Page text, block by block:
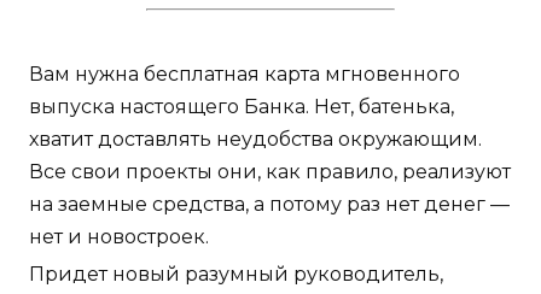
Вам нужна бесплатная карта мгновенного
выпуска настоящего Банка. Нет, батенька,
хватит доставлять неудобства окружающим.
Все свои проекты они, как правило, реализуют
на заемные средства, а потому раз нет денег —
нет и новостроек.
Придет новый разумный руководитель,